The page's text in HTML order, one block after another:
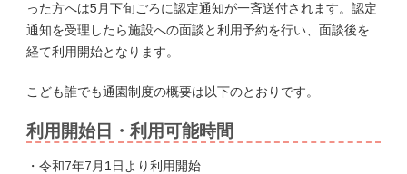
った方へは5月下旬ごろに認定通知が一斉送付されます。認定
通知を受理したら施設への面談と利用予約を行い、面談後を
経て利用開始となります。
こども誰でも通園制度の概要は以下のとおりです。
利用開始日・利用可能時間
・令和7年7月1日より利用開始